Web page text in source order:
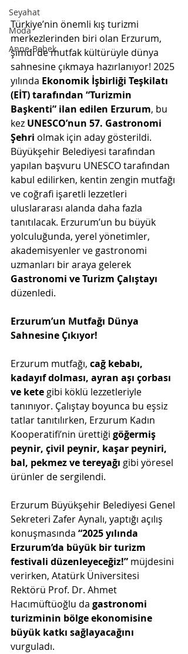
Seyahat
Moda
Anne-Bebek
Türkiye’nin önemli kış turizmi
merkezlerinden biri olan Erzurum,
şimdi de mutfak kültürüyle dünya
sahnesine çıkmaya hazırlanıyor! 2025
yılında Ekonomik İşbirliği Teşkilatı
(EİT) tarafından “Turizmin
Başkenti” ilan edilen Erzurum, bu
kez UNESCO’nun 57. Gastronomi
Şehri olmak için aday gösterildi.
Büyükşehir Belediyesi tarafından
yapılan başvuru UNESCO tarafından
kabul edilirken, kentin zengin mutfağı
ve coğrafi işaretli lezzetleri
uluslararası alanda daha fazla
tanıtılacak. Erzurum’un bu büyük
yolculuğunda, yerel yönetimler,
akademisyenler ve gastronomi
uzmanları bir araya gelerek
Gastronomi ve Turizm Çalıştayı
düzenledi.
Erzurum’un Mutfağı Dünya
Sahnesine Çıkıyor!
Erzurum mutfağı, cağ kebabı,
kadayıf dolması, ayran aşı çorbası
ve kete gibi köklü lezzetleriyle
tanınıyor. Çalıştay boyunca bu eşsiz
tatlar tanıtılırken, Erzurum Kadın
Kooperatifi’nin ürettiği göğermiş
peynir, çivil peynir, kaşar peyniri,
bal, pekmez ve tereyağı gibi yöresel
ürünler de sergilendi.
Erzurum Büyükşehir Belediyesi Genel
Sekreteri Zafer Aynalı, yaptığı açılış
konuşmasında “2025 yılında
Erzurum’da büyük bir turizm
festivali düzenleyeceğiz!” müjdesini
verirken, Atatürk Üniversitesi
Rektörü Prof. Dr. Ahmet
Hacımüftüoğlu da gastronomi
turizminin bölge ekonomisine
büyük katkı sağlayacağını
vurguladı.